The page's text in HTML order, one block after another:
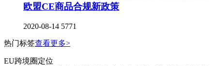
欧盟CE商品合规新政策
2020-08-14 5771
热门标签查看更多>
EU跨境圈定位